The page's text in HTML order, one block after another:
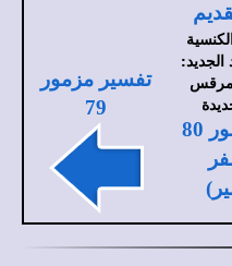
الجديد:
(اقرأ مزمور 80
تفسير مزمور
79